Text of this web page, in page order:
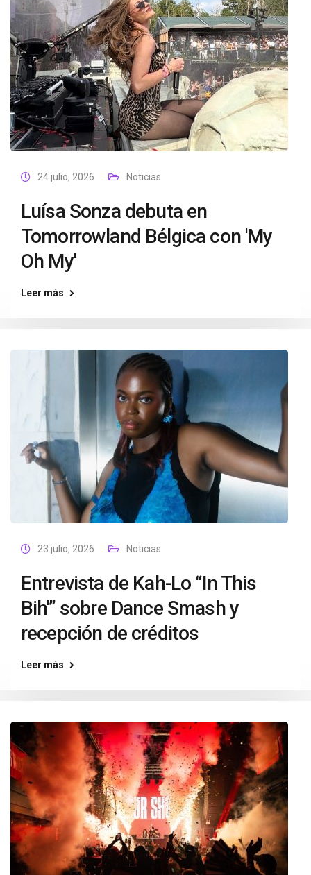
24 julio, 2026 Noticias
Luísa Sonza debuta en
Tomorrowland Bélgica con 'My
Oh My'
Leer más
23 julio, 2026 Noticias
Entrevista de Kah-Lo “In This
Bih'” sobre Dance Smash y
recepción de créditos
Leer más